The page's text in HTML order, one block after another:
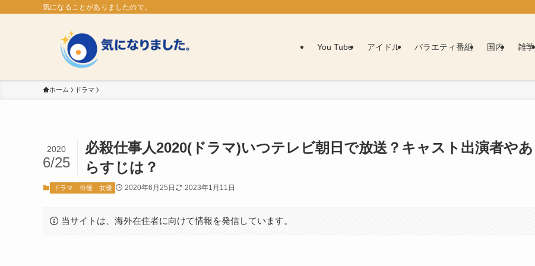
気になることがありましたので。
You Tube アイドル バラエティ番組 国内 雑学
ホーム ドラマ
必殺仕事人2020(ドラマ)いつテレビ朝日で放送？キャスト出演者やあ
らすじは？
2020
6/25
ドラマ 俳優 女優 2020年6月25日 2023年1月11日
当サイトは、海外在住者に向けて情報を発信しています。